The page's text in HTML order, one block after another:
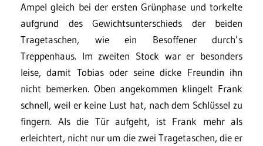
Ampel gleich bei der ersten Grünphase und torkelte
aufgrund des Gewichtsunterschieds der beiden
Tragetaschen, wie ein Besoffener durch’s
Treppenhaus. Im zweiten Stock war er besonders
leise, damit Tobias oder seine dicke Freundin ihn
nicht bemerken. Oben angekommen klingelt Frank
schnell, weil er keine Lust hat, nach dem Schlüssel zu
fingern. Als die Tür aufgeht, ist Frank mehr als
erleichtert, nicht nur um die zwei Tragetaschen, die er